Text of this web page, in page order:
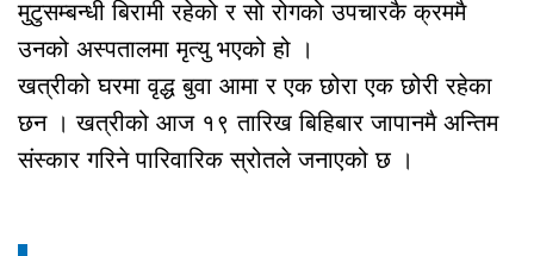
मुटुसम्बन्धी बिरामी रहेको र सो रोगको उपचारकै क्रममै
उनको अस्पतालमा मृत्यु भएको हो ।
खत्रीको घरमा वृद्ध बुवा आमा र एक छोरा एक छोरी रहेका
छन । खत्रीको आज १९ तारिख बिहिबार जापानमै अन्तिम
संस्कार गरिने पारिवारिक स्रोतले जनाएको छ ।